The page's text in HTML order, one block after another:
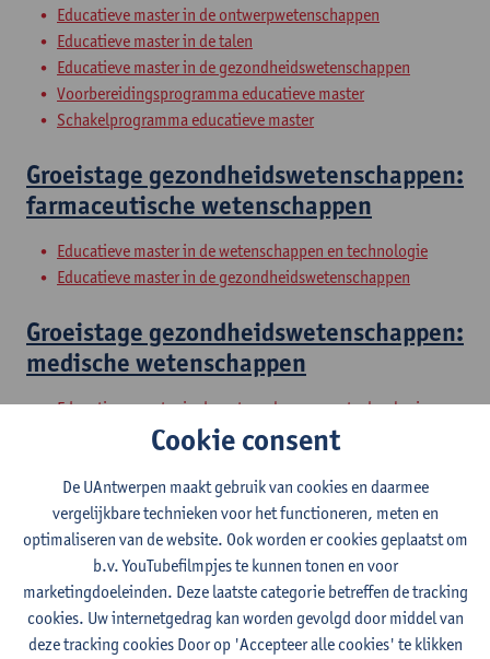
Educatieve master in de ontwerpwetenschappen
Educatieve master in de talen
Educatieve master in de gezondheidswetenschappen
Voorbereidingsprogramma educatieve master
Schakelprogramma educatieve master
Groeistage gezondheidswetenschappen:
farmaceutische wetenschappen
Educatieve master in de wetenschappen en technologie
Educatieve master in de gezondheidswetenschappen
Groeistage gezondheidswetenschappen:
medische wetenschappen
Educatieve master in de wetenschappen en technologie
Educatieve master in de gezondheidswetenschappen
Groeistage gezondheidswetenschappen:
verpleegwetenschappen
Educatieve master in de wetenschappen en technologie
Educatieve master in de gezondheidswetenschappen
Vakdidactiek
Cookie consent
De UAntwerpen maakt gebruik van cookies en daarmee
vergelijkbare technieken voor het functioneren, meten en
optimaliseren van de website. Ook worden er cookies geplaatst om
b.v. YouTubefilmpjes te kunnen tonen en voor
marketingdoeleinden. Deze laatste categorie betreffen de tracking
cookies. Uw internetgedrag kan worden gevolgd door middel van
deze tracking cookies Door op 'Accepteer alle cookies' te klikken